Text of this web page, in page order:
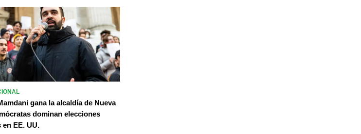
gana la alcaldía de Nueva
dominan elecciones
en EE. UU.